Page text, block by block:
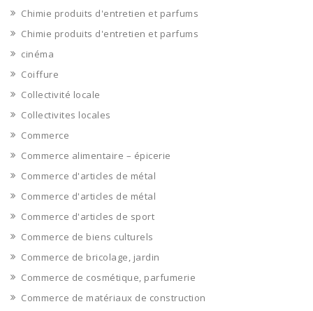
Chimie produits d'entretien et parfums
Chimie produits d'entretien et parfums
cinéma
Coiffure
Collectivité locale
Collectivites locales
Commerce
Commerce alimentaire – épicerie
Commerce d'articles de métal
Commerce d'articles de métal
Commerce d'articles de sport
Commerce de biens culturels
Commerce de bricolage, jardin
Commerce de cosmétique, parfumerie
Commerce de matériaux de construction